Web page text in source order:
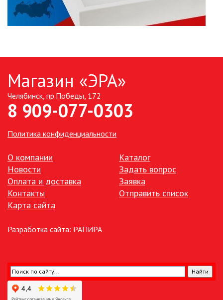
СЕТЕВЫЕ ФИЛЬТРЫ, СИЛОВЫЕ
РАЗЪЕМЫ И УДЛИНИТЕЛИ,
ТРОЙНИКИ И КОЛОДКИ, ВИЛКИ
СОЛНЕЧНЫХ БАТАРЕЯХ
УЛИЧНЫЕ СВЕТИЛЬНИКИ
ФОНТАНЫ
ЭЛЕМЕНТЫ ПИТАНИЯ
Магазин «ЭРА»
Челябинск, пр.Победы, 172
8 909-077-0303
Политика конфиденциальности
О компании
Новости
Оплата и доставка
Контакты
Карта сайта
Каталог
Задать вопрос
Заявка
Отправить список
Разработка сайта: РАПИРА